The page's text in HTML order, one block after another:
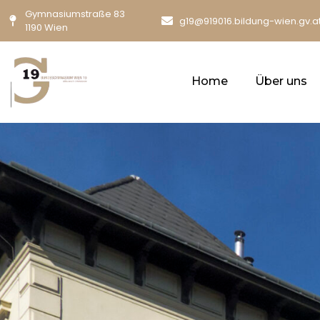
Gymnasiumstraße 83
1190 Wien
g19@919016.bildung-
Home Über uns